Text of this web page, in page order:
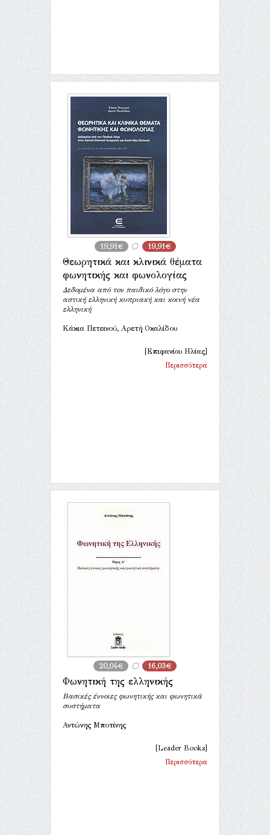
19,91€ 19,91€
Θεωρητικά και κλινικά θέματα
φωνητικής και φωνολογίας
Δεδομένα από τον παιδικό λόγο στην
αστική ελληνική κυπριακή και κοινή νέα
ελληνική
Κάκια Πετεινού, Αρετή Οκαλίδου
[Επιφανίου Ηλίας]
Περισσότερα
20,04€ 16,03€
Φωνητική της ελληνικής
Βασικές έννοιες φωνητικής και φωνητικά
συστήματα
Αντώνης Μποτίνης
[Leader Books]
Περισσότερα